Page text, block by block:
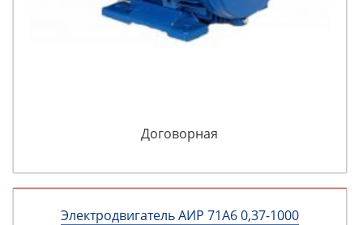
Договорная
Электродвигатель АИР 71А6 0,37-1000